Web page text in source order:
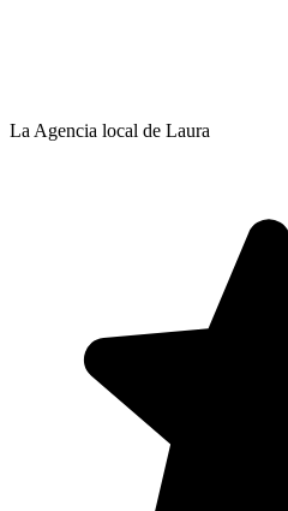
La Agencia local de Laura